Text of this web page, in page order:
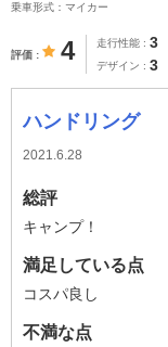
乗車形式：マイカー
評価 4 走行性能 3
デザイン 3
ハンドリング
2021.6.28
総評
キャンプ！
満足している点
コスパ良し
不満な点